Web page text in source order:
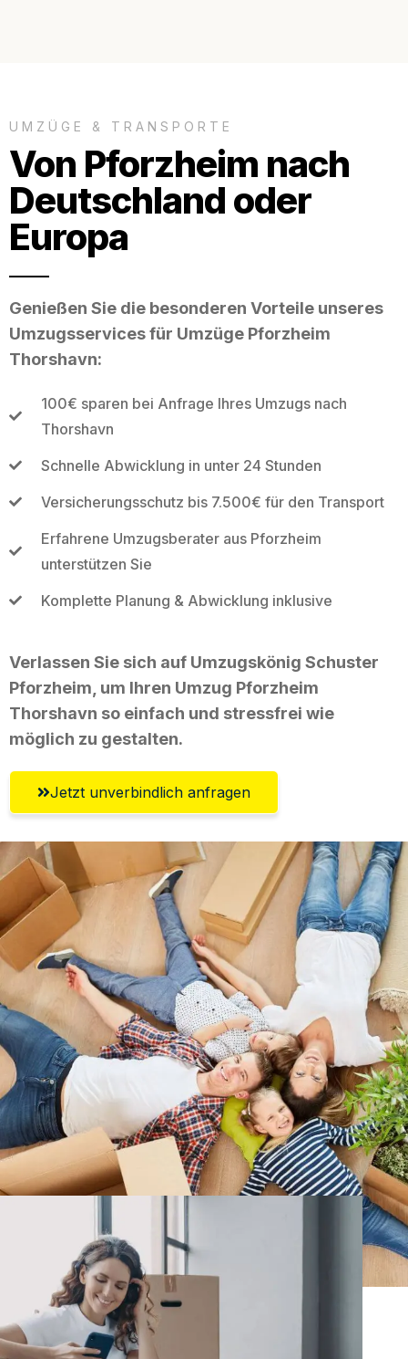
UMZÜGE & TRANSPORTE
Von Pforzheim nach
Deutschland oder
Europa
Genießen Sie die besonderen Vorteile unseres
Umzugsservices für Umzüge Pforzheim
Thorshavn:
100€ sparen bei Anfrage Ihres Umzugs nach
Thorshavn
Schnelle Abwicklung in unter 24 Stunden
Versicherungsschutz bis 7.500€ für den Transport
Erfahrene Umzugsberater aus Pforzheim
unterstützen Sie
Komplette Planung & Abwicklung inklusive
Verlassen Sie sich auf Umzugskönig Schuster
Pforzheim, um Ihren Umzug Pforzheim
Thorshavn so einfach und stressfrei wie
möglich zu gestalten.
Jetzt unverbindlich anfragen